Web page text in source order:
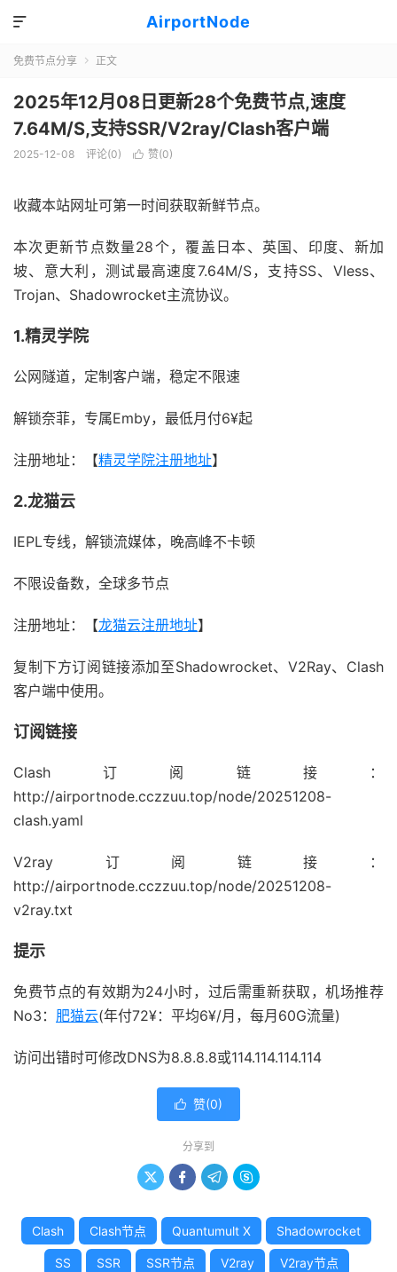
AirportNode

免费节点分享  正文
2025年12月08日更新28个免费节点,速度
7.64M/S,支持SSR/V2ray/Clash客户端
2025-12-08 评论(0)  赞(0)
收藏本站网址可第一时间获取新鲜节点。
本次更新节点数量28个，覆盖日本、英国、印度、新加
坡、意大利，测试最高速度7.64M/S，支持SS、Vless、
Trojan、Shadowrocket主流协议。
1.精灵学院
公网隧道，定制客户端，稳定不限速
解锁奈菲，专属Emby，最低月付6¥起
注册地址：【精灵学院注册地址】
2.龙猫云
IEPL专线，解锁流媒体，晚高峰不卡顿
不限设备数，全球多节点
注册地址：【龙猫云注册地址】
复制下方订阅链接添加至Shadowrocket、V2Ray、Clash
客户端中使用。
订阅链接
Clash订阅链接：
http://airportnode.cczzuu.top/node/20251208-
clash.yaml
V2ray订阅链接：
http://airportnode.cczzuu.top/node/20251208-
v2ray.txt
提示
免费节点的有效期为24小时，过后需重新获取，机场推荐
No3： 肥猫云(年付72¥：平均6¥/月，每月60G流量)
访问出错时可修改DNS为8.8.8.8或114.114.114.114
 赞(0)
分享到
   
Clash Clash节点 Quantumult X Shadowrocket
SS SSR SSR节点 V2ray V2ray节点